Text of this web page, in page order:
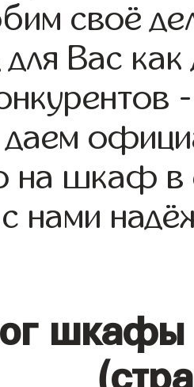
своё
Вас
даем
на шкаф в
нами